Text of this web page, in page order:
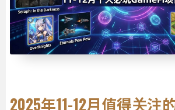
2025年11-12月值得关注